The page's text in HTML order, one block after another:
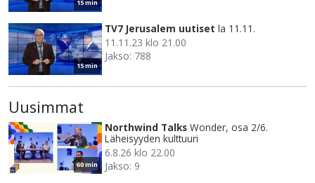
15 min
15 min
TV7 Jerusalem uutiset la 11.11.
11.11.23 klo 21.00
Jakso: 788
Uusimmat
60 min
Northwind Talks Wonder, osa 2/6.
Läheisyyden kulttuuri
6.8.26 klo 22.00
Jakso: 9